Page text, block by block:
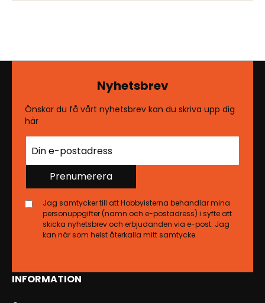
INFORMATION
Nyhetsbrev
Önskar du få vårt nyhetsbrev kan du skriva upp dig
här
Prenumerera
Jag samtycker till att Hobbyisterna behandlar mina
personuppgifter (namn och e-postadress) i syfte att
skicka nyhetsbrev och erbjudanden via e-post. Jag
kan när som helst återkalla mitt samtycke.